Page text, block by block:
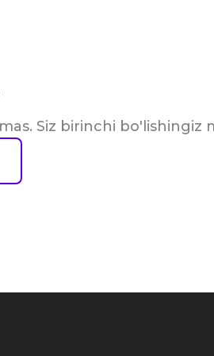
Siz birinchi bo'lishingiz